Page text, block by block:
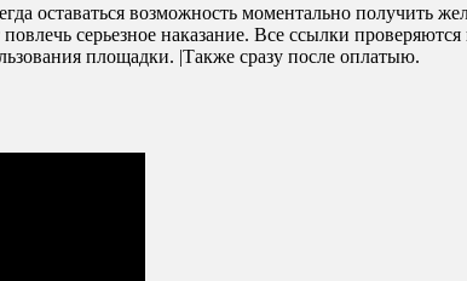
оставаться возможность моментально получить
серьезное наказание. Все ссылки
площадки. |Также сразу после оплатыю.